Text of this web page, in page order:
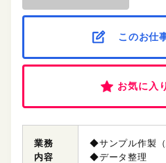
このお仕
お気に入
業務
内容
◆サンプル作製（
◆データ整理